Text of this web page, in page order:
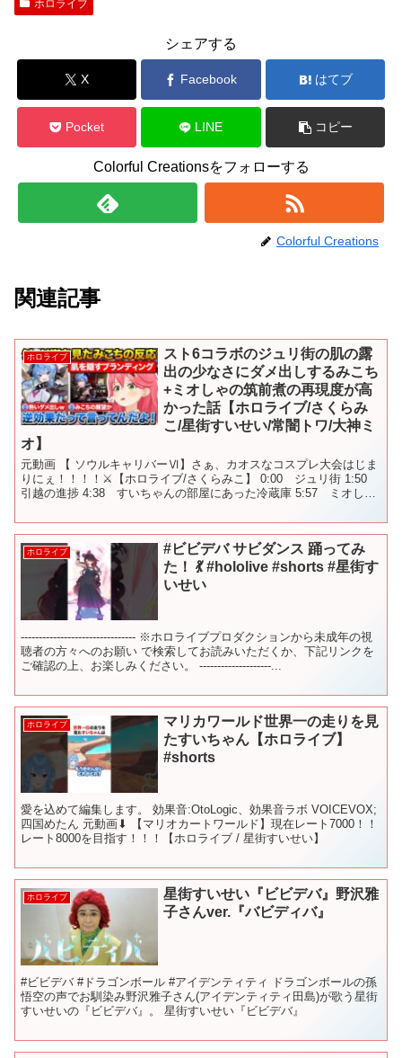
ホロライブ
シェアする
X Facebook はてブ
Pocket LINE コピー
Colorful Creationsをフォローする
Colorful Creations
関連記事
ホロライブ
スト6コラボのジュリ街の肌の露
出の少なさにダメ出しするみこち
+ミオしゃの筑前煮の再現度が高
かった話【ホロライブ/さくらみ
こ/星街すいせい/常闇トワ/大神ミ
オ】
元動画 【 ソウルキャリバーⅥ】さぁ、カオスなコスプレ大会はじま
りにぇ！！！！⚔【ホロライブ/さくらみこ】 0:00 ジュリ街 1:50
引越の進捗 4:38 すいちゃんの部屋にあった冷蔵庫 5:57 ミオしゃ
ホロライブ
#ビビデバ サビダンス 踊ってみ
た！ 💃 #hololive #shorts #星街す
いせい
-------------------------------- ※ホロライブプロダクションから未成年の視
聴者の方々へのお願い で検索してお読みいただくか、下記リンクを
ご確認の上、お楽しみください。 --------------------...
ホロライブ
マリカワールド世界一の走りを見
たすいちゃん【ホロライブ】
#shorts
愛を込めて編集します。 効果音:OtoLogic、効果音ラボ VOICEVOX;
四国めたん 元動画⬇︎ 【マリオカートワールド】現在レート7000！！
レート8000を目指す！！！【ホロライブ / 星街すいせい】
ホロライブ
星街すいせい『ビビデバ』野沢雅
子さんver.『バビディバ』
#ビビデバ #ドラゴンボール #アイデンティティ ドラゴンボールの孫
悟空の声でお馴染み野沢雅子さん(アイデンティティ田島)が歌う星街
すいせいの『ビビデバ』。 星街すいせい『ビビデバ』